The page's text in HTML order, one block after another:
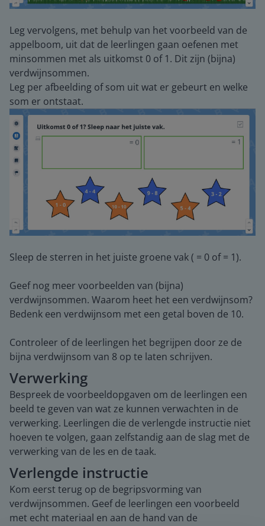
Leg vervolgens, met behulp van het voorbeeld van de
appelboom, uit dat de leerlingen gaan oefenen met
minsommen met als uitkomst 0 of 1. Dit zijn (bijna)
verdwijnsommen.
Leg per afbeelding of som uit wat er gebeurt en welke
som er ontstaat.
Sleep de sterren in het juiste groene vak ( = 0 of = 1).
Geef nog meer voorbeelden van (bijna)
verdwijnsommen. Waarom heet het een verdwijnsom?
Bedenk een verdwijnsom met een getal boven de 10.
Controleer of de leerlingen het begrijpen door ze de
bijna verdwijnsom van 8 op te laten schrijven.
Verwerking
Bespreek de voorbeeldopgaven om de leerlingen een
beeld te geven van wat ze kunnen verwachten in de
verwerking. Leerlingen die de verlengde instructie niet
hoeven te volgen, gaan zelfstandig aan de slag met de
verwerking van de les en de taak.
Verlengde instructie
Kom eerst terug op de begripsvorming van
verdwijnsommen. Geef de leerlingen een voorbeeld
met echt materiaal en aan de hand van de